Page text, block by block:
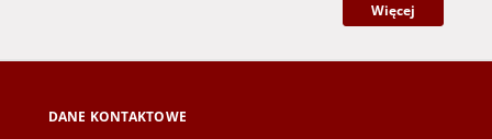
Więcej
DANE KONTAKTOWE